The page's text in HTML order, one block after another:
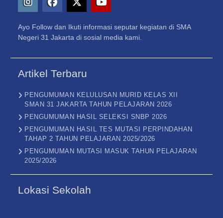
–
Twitter
Ayo Follow dan Ikuti informasi seputar kegiatan di SMA
Negeri 31 Jakarta di sosial media kami.
Artikel Terbaru
PENGUMUMAN KELULUSAN MURID KELAS XII
SMAN 31 JAKARTA TAHUN PELAJARAN 2026
PENGUMUMAN HASIL SELEKSI SNBP 2026
PENGUMUMAN HASIL TES MUTASI PERPINDAHAN
TAHAP 2 TAHUN PELAJARAN 2025/2026
PENGUMUMAN MUTASI MASUK TAHUN PELAJARAN
2025/2026
Lokasi Sekolah